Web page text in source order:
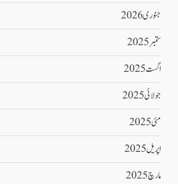
جنوری 2026
ستمبر 2025
اگست 2025
جولائی 2025
مئی 2025
اپریل 2025
مارچ 2025